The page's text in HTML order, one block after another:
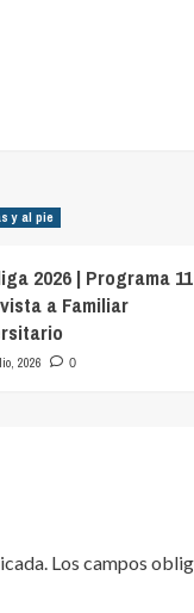
y al pie
2026 | Programa
a Familiar
2026 0
Los campos